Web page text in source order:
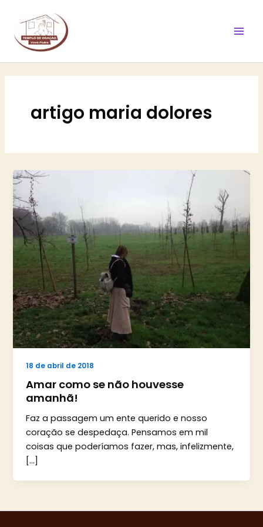
conteúdo
artigo maria dolores
18 de abril de 2018
Amar como se não houvesse
amanhã!
Faz a passagem um ente querido e nosso
coração se despedaça. Pensamos em mil
coisas que poderíamos fazer, mas, infelizmente,
[…]